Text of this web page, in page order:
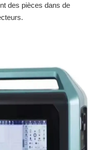
des pièces dans de